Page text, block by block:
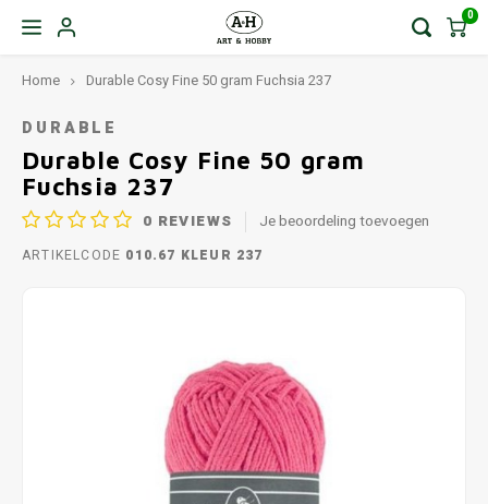
0
Home Durable Cosy Fine 50 gram Fuchsia 237
DURABLE
Durable Cosy Fine 50 gram
Fuchsia 237
0 REVIEWS Je beoordeling toevoegen
ARTIKELCODE 010.67 KLEUR 237